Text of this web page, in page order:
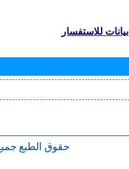
بيانات للاستفسار
حقوق الطبع